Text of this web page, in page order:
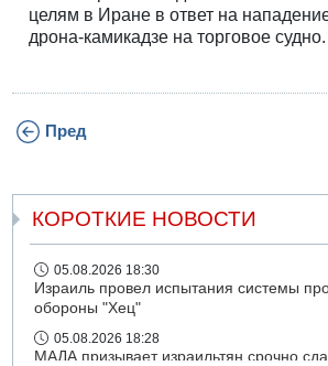
целям в Иране в ответ на
дрона-камикадзе на торговое судно.
Пред
КОРОТКИЕ НОВОСТИ
05.08.2026 18:30
Израиль провел испытания системы
обороны "Хец"
05.08.2026 18:28
МАДА призывает израильтян срочно